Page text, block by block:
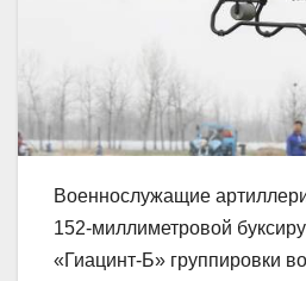
Военнослужащие
152-миллиметровой
«Гиацинт-Б» группировки